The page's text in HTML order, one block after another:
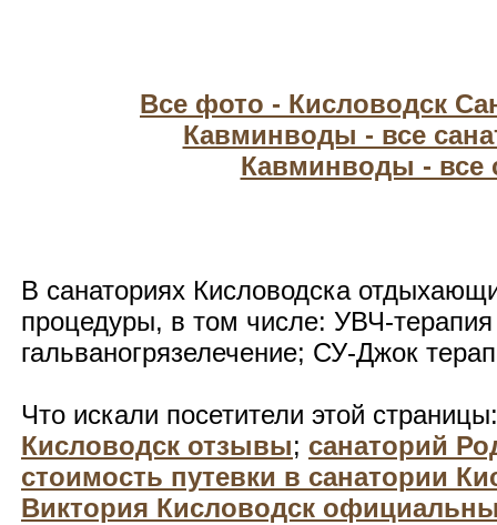
Все фото - Кисловодск
Кавминводы - все
Кавминводы - все
В санаториях Кисловодска
процедуры, в том числе: УВЧ-
гальваногрязелечение; СУ-Джок
Что искали посетители этой
Кисловодск отзывы; санаторий
стоимость путевки в санатории
Виктория Кисловодск